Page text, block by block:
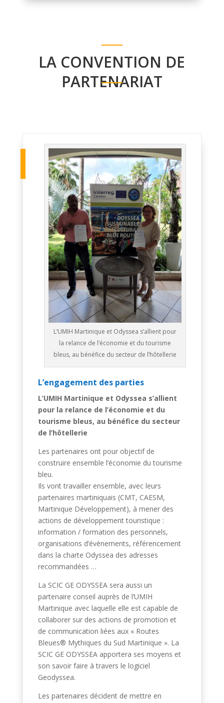
LA CONVENTION DE
PARTENARIAT
L’UMIH Martinique et Odyssea s’allient pour
la relance de l’économie et du tourisme
bleus, au bénéfice du secteur de l’hôtellerie
L’engagement des parties
L’UMIH Martinique et Odyssea s’allient
pour la relance de l’économie et du
tourisme bleus, au bénéfice du secteur
de l’hôtellerie
Les partenaires ont pour objectif de
construire ensemble l’économie du tourisme
bleu.
Ils vont travailler ensemble, avec leurs
partenaires martiniquais (CMT, CAESM,
Martinique Développement), à mener des
actions de développement touristique :
information / formation des personnels,
organisations d’évènements, référencement
dans la charte Odyssea des adresses
recommandées …
La SCIC GE ODYSSEA sera aussi un
partenaire conseil auprès de l’UMIH
Martinique avec laquelle elle est capable de
collaborer sur des actions de promotion et
de communication liées aux « Routes
Bleues® Mythiques du Sud Martinique ». La
SCIC GE ODYSSEA apportera ses moyens et
son savoir faire à travers le logiciel
Geodyssea.
Les partenaires décident de mettre en